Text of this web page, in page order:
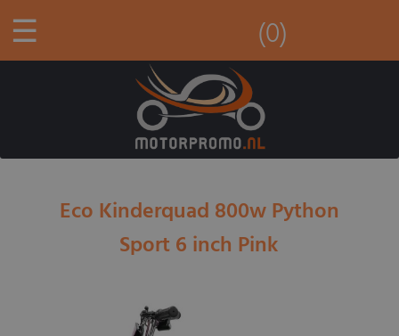
☰ (0)
Eco Kinderquad 800w Python
Sport 6 inch Pink